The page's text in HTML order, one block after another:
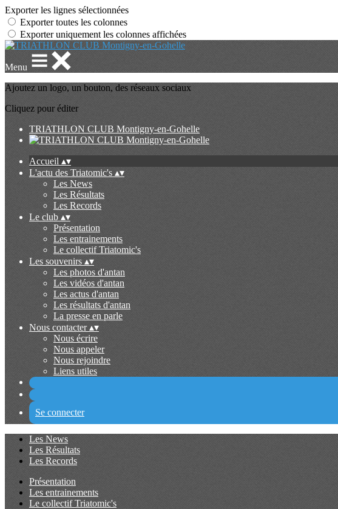
Exporter les lignes sélectionnées
Exporter toutes les colonnes
Exporter uniquement les colonnes affichées
Menu
Ajoutez un logo, un bouton, des réseaux sociaux
Cliquez pour éditer
TRIATHLON CLUB Montigny-en-Gohelle
Accueil ▴▾
L'actu des Triatomic's ▴▾
Les News
Les Résultats
Les Records
Le club ▴▾
Présentation
Les entrainements
Le collectif Triatomic's
Les souvenirs ▴▾
Les photos d'antan
Les vidéos d'antan
Les actus d'antan
Les résultats d'antan
La presse en parle
Nous contacter▴▾
Nous écrire
Nous appeler
Nous rejoindre
Liens utiles
Se connecter
Les News
Les Résultats
Les Records
Présentation
Les entrainements
Le collectif Triatomic's